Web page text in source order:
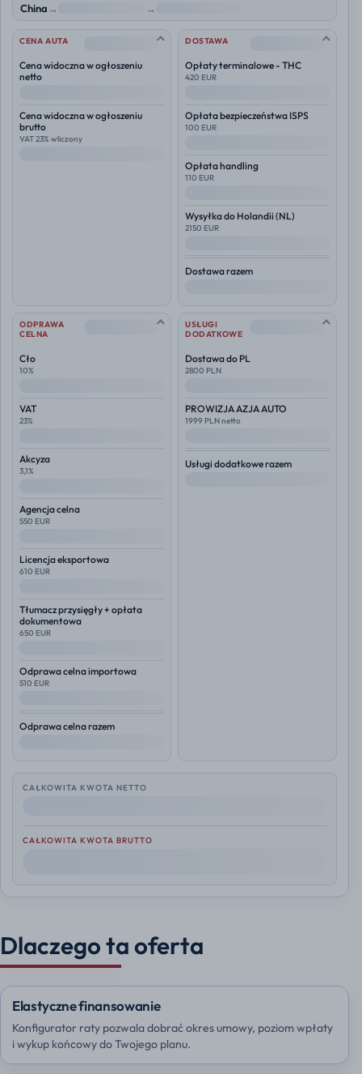
China→ →
CENA AUTA --
Cena widoczna w ogłoszeniu
netto
Cena widoczna w ogłoszeniu
brutto
VAT 23% wliczony
DOSTAWA --
Opłaty terminalowe - THC
420 EUR
Opłata bezpieczeństwa ISPS
100 EUR
Opłata handling
110 EUR
Wysyłka do Holandii (NL)
2150 EUR
Dostawa razem
ODPRAWA
CELNA
--
Cło
10%
VAT
23%
Akcyza
3,1%
Agencja celna
550 EUR
Licencja eksportowa
610 EUR
Tłumacz przysięgły + opłata
dokumentowa
650 EUR
Odprawa celna importowa
510 EUR
Odprawa celna razem
USŁUGI
DODATKOWE
--
Dostawa do PL
2800 PLN
PROWIZJA AZJA AUTO
1999 PLN netto
Usługi dodatkowe razem
CAŁKOWITA KWOTA NETTO
CAŁKOWITA KWOTA BRUTTO
Dlaczego ta oferta
Elastyczne finansowanie
Konfigurator raty pozwala dobrać okres umowy, poziom wpłaty
i wykup końcowy do Twojego planu.